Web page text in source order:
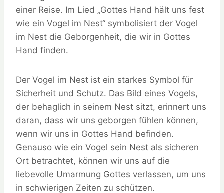
einer Reise. Im Lied „Gottes Hand hält uns fest
wie ein Vogel im Nest“ symbolisiert der Vogel
im Nest die Geborgenheit, die wir in Gottes
Hand finden.
Der Vogel im Nest ist ein starkes Symbol für
Sicherheit und Schutz. Das Bild eines Vogels,
der behaglich in seinem Nest sitzt, erinnert uns
daran, dass wir uns geborgen fühlen können,
wenn wir uns in Gottes Hand befinden.
Genauso wie ein Vogel sein Nest als sicheren
Ort betrachtet, können wir uns auf die
liebevolle Umarmung Gottes verlassen, um uns
in schwierigen Zeiten zu schützen.